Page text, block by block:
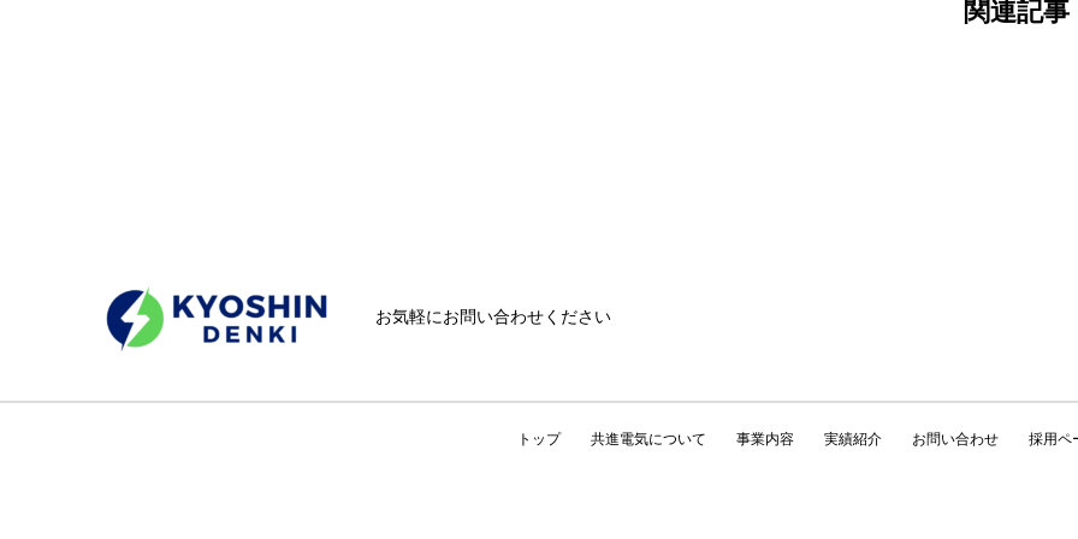
関連記事
お気軽にお問い合わせください
トップ 共進電気について 事業内容 実績紹介 お問い合わせ 採用ペ